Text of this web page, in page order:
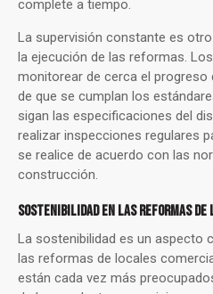
complete a tiempo.
La supervisión constante es
la ejecución de las reformas.
monitorear de cerca el progreso
de que se cumplan los
sigan las especificaciones del
realizar inspecciones regulares
se realice de acuerdo con las
construcción.
SOSTENIBILIDAD EN LAS REFORMAS DE
La sostenibilidad es un aspecto
las reformas de locales
están cada vez más